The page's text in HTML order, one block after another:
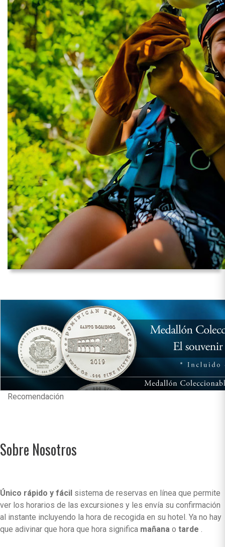
Recomendación
Sobre Nosotros
Único rápido y fácil sistema de reservas en línea que permite
ver los horarios de las excursiones y les envía su confirmación
al instante incluyendo la hora de recogida en su hotel. Ya no hay
que adivinar que hora que hora significa mañana o tarde .